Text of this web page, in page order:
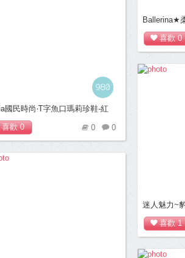
Ballerina★
卡辛S型豆
喜歡0
980
國民時尚‧T字魚口瑪莉珍鞋-紅
喜歡0 0
0
迷人魅力~
閒鞋(黑)
喜歡1